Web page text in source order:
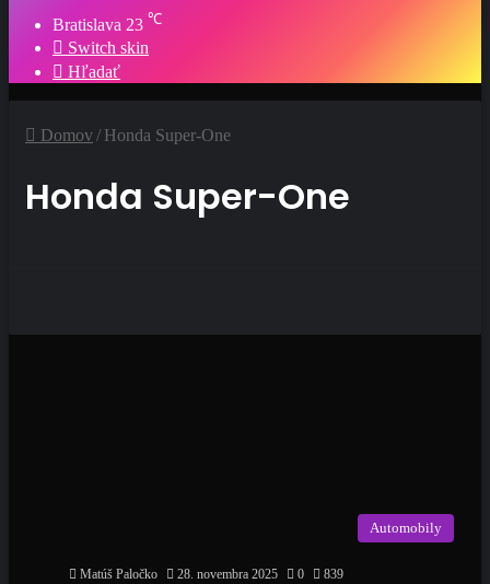
Bratislava 23 ℃
Switch skin
Hľadať
Domov/ Honda Super-One
Honda Super-One
Automobily
Matúš Paločko 28. novembra 2025 0 839